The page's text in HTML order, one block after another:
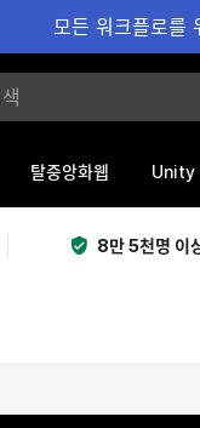
모든 워크플로를
탈중앙화웹 Unity
8만 5천명 이